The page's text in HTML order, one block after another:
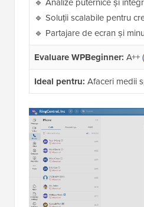
🔹 Soluții scalabile pentru
🔹 Partajare de ecran și
Evaluare WPBeginner: A++ (
Ideal pentru: Afaceri medii